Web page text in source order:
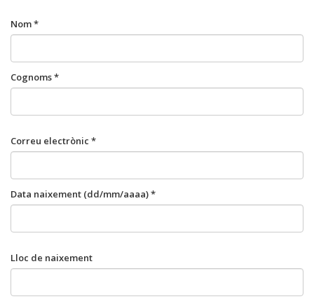
Nom *
Cognoms *
Correu electrònic *
Data naixement (dd/mm/aaaa) *
Lloc de naixement